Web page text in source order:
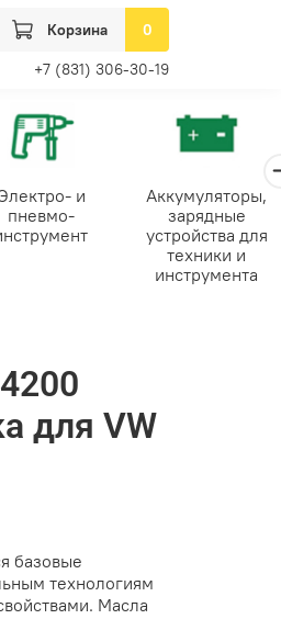
Корзина 0
+7 (831) 306-30-19
и
пневмо-
Аккумуляторы,
зарядные
устройства для
техники и
инструмента
для VW
базовые
технологиям
Масла